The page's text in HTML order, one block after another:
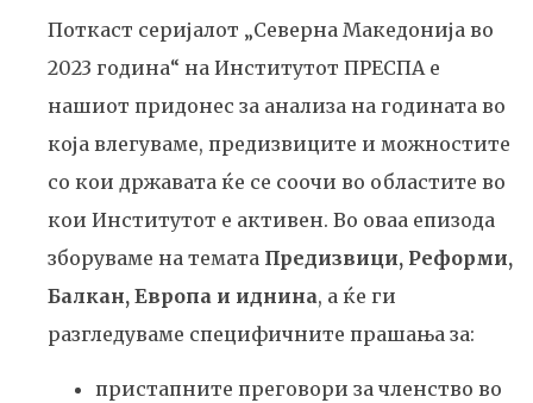
Поткаст серијалот „Северна Македонија во
2023 година“ на Институтот ПРЕСПА е
нашиот придонес за анализа на годината во
која влегуваме, предизвиците и можностите
со кои државата ќе се соочи во областите во
кои Институтот е активен. Во оваа епизода
зборуваме на темата Предизвици, Реформи,
Балкан, Европа и иднина, а ќе ги
разгледуваме специфичните прашања за:
пристапните преговори за членство во